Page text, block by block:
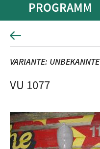
PROGRAMM
VARIANTE: UNBEKANNTE
VU 1077